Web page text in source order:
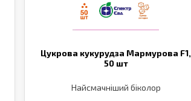
Цукрова кукурудза Мармурова F1,
50 шт
Найсмачніший біколор